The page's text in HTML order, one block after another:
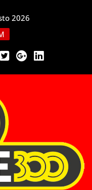
2026